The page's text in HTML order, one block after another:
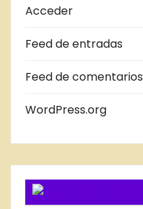
A
D
B
O
G
Acceder
Feed de entradas
Feed de comentarios
WordPress.org